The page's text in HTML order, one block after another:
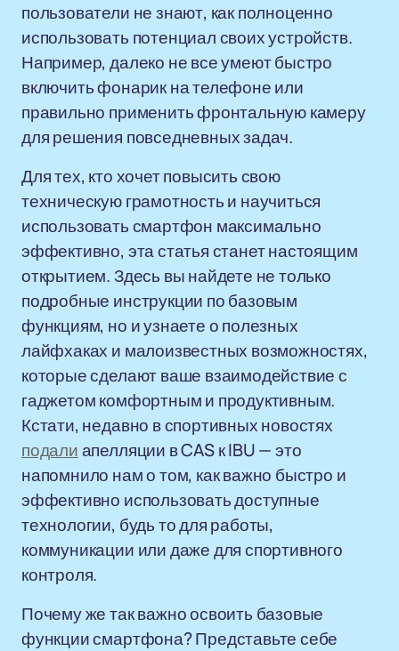
пользователи не знают, как полноценно
использовать потенциал своих устройств.
Например, далеко не все умеют быстро
включить фонарик на телефоне или
правильно применить фронтальную камеру
для решения повседневных задач.
Для тех, кто хочет повысить свою
техническую грамотность и научиться
использовать смартфон максимально
эффективно, эта статья станет настоящим
открытием. Здесь вы найдете не только
подробные инструкции по базовым
функциям, но и узнаете о полезных
лайфхаках и малоизвестных возможностях,
которые сделают ваше взаимодействие с
гаджетом комфортным и продуктивным.
Кстати, недавно в спортивных новостях
подалиапелляции в CAS к IBU — это
напомнило нам о том, как важно быстро и
эффективно использовать доступные
технологии, будь то для работы,
коммуникации или даже для спортивного
контроля.
Почему же так важно освоить базовые
функции смартфона? Представьте себе